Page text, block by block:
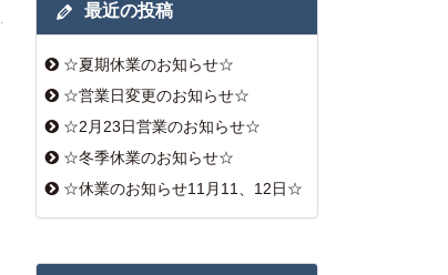
最近の投稿
☆夏期休業のお知らせ☆
☆営業日変更のお知らせ☆
☆2月23日営業のお知らせ☆
☆冬季休業のお知らせ☆
☆休業のお知らせ11月11、12日☆